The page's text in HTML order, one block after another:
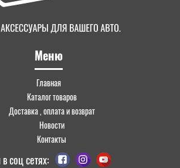
Меню
Главная
Каталог товаров
Доставка , оплата и возврат
Новости
Контакты
соц сетях: